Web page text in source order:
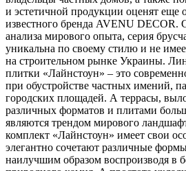
и эстетичной продукции оценят еще
известного бренда AVENU DECOR.
анализа мирового опыта, серия
уникальна по своему стилю и не
на строительном рынке Украины.
плитки «Лайнстоун» – это
при обустройстве частных имений,
городских площадей. А террасы,
различных форматов и плитами
являются трендом мирового
комплект «Лайнстоун» имеет свои
элегантно сочетают различные
наилучшим образом воспроизводя в